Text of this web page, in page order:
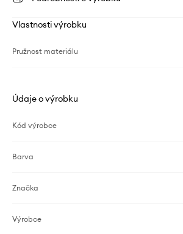
Vlastnosti výrobku
Pružnost materiálu
Údaje o výrobku
Kód výrobce
Barva
Značka
Výrobce